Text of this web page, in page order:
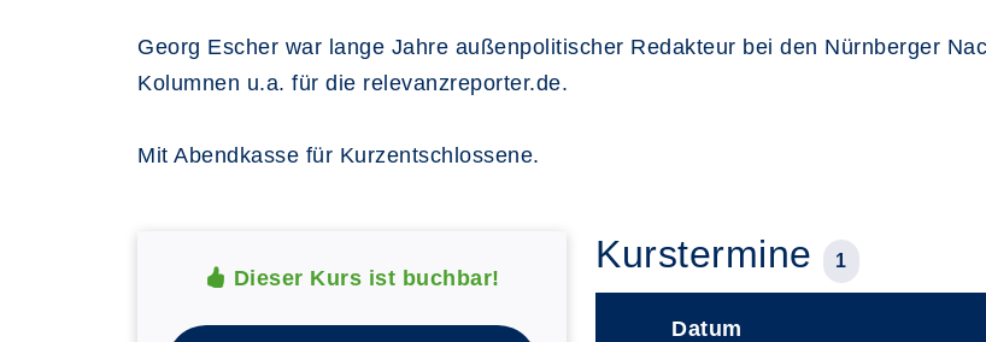
Georg Escher war lange Jahre außenpolitischer Redakteur bei den Nürnberger
Kolumnen u.a. für die relevanzreporter.de.
Mit Abendkasse für Kurzentschlossene.
Dieser Kurs ist buchbar!
Kurstermine 1
Datum